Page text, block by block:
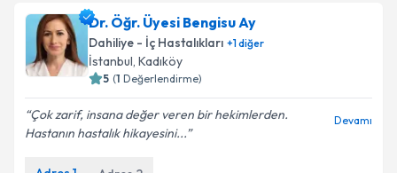
kapsamda işlenmesini kabul ediyorum.
Takvim Talebini Gönder
Uzm. Dr. Fatma Çuhadariçin randevu takvimi talebi
oluşturun. Size bu uzmandan randevu almanız için bir
takvim hazırlandığında e-posta ile bilgilendireceğiz.
Dr. Öğr. Üyesi Bengisu Ay
Dahiliye - İç Hastalıkları +1diğer
İstanbul, Kadıköy
5 (1 Değerlendirme)
Çok zarif, insana değer veren bir hekimlerden.
Hastanın hastalık hikayesini...
Devamı